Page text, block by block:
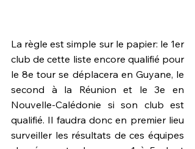
La règle est simple sur le papier: le 1er
club de cette liste encore qualifié pour
le 8e tour se déplacera en Guyane, le
second à la Réunion et le 3e en
Nouvelle-Calédonie si son club est
qualifié. Il faudra donc en premier lieu
surveiller les résultats de ces équipes